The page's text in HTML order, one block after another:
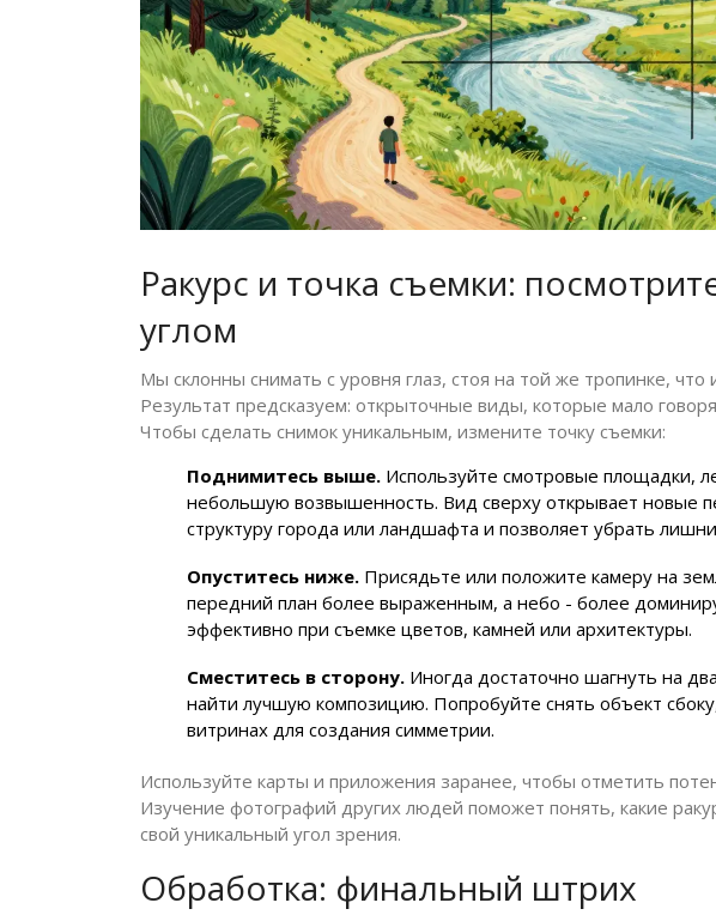
Ракурс и точка съемки:
углом
Мы склонны снимать с уровня глаз, стоя на той же тропинке, что
Результат предсказуем: открыточные виды, которые мало
Чтобы сделать снимок уникальным, измените точку съемки:
Поднимитесь выше. Используйте смотровые площадки,
небольшую возвышенность. Вид сверху открывает новые
структуру города или ландшафта и позволяет убрать
Опуститесь ниже. Присядьте или положите камеру на
передний план более выраженным, а небо - более
эффективно при съемке цветов, камней или архитектуры.
Сместитесь в сторону. Иногда достаточно шагнуть на
найти лучшую композицию. Попробуйте снять объект
витринах для создания симметрии.
Используйте карты и приложения заранее, чтобы отметить
Изучение фотографий других людей поможет понять, какие
свой уникальный угол зрения.
Обработка: финальный штрих